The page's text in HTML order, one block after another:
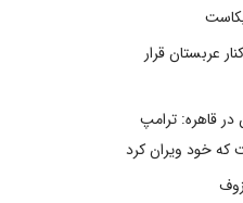
عربستان قرار
در قاهره: ترامپ
که خود ویران کرد